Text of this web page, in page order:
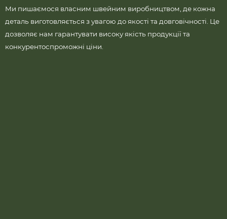
Ми пишаємося власним швейним виробництвом, де кожна
деталь виготовляється з увагою до якості та довговічності. Це
дозволяє нам гарантувати високу якість продукції та
конкурентоспроможні ціни.